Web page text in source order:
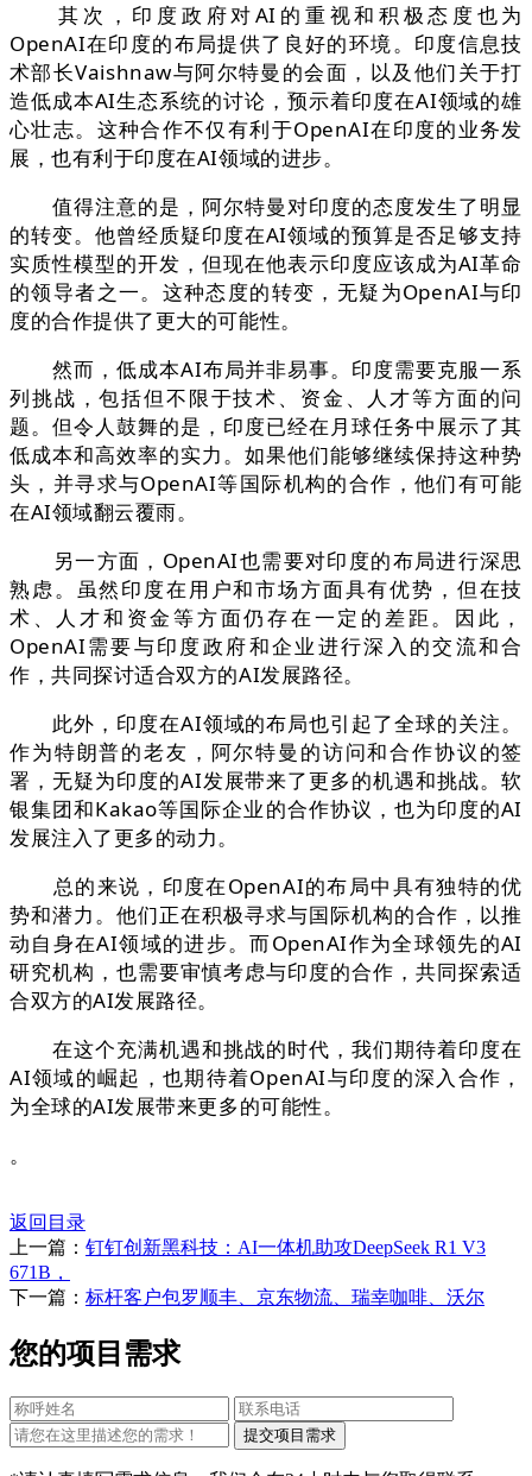
其次，印度政府对AI的重视和积极态度也为
OpenAI在印度的布局提供了良好的环境。印度信息技
术部长Vaishnaw与阿尔特曼的会面，以及他们关于打
造低成本AI生态系统的讨论，预示着印度在AI领域的雄
心壮志。这种合作不仅有利于OpenAI在印度的业务发
展，也有利于印度在AI领域的进步。
值得注意的是，阿尔特曼对印度的态度发生了明显
的转变。他曾经质疑印度在AI领域的预算是否足够支持
实质性模型的开发，但现在他表示印度应该成为AI革命
的领导者之一。这种态度的转变，无疑为OpenAI与印
度的合作提供了更大的可能性。
然而，低成本AI布局并非易事。印度需要克服一系
列挑战，包括但不限于技术、资金、人才等方面的问
题。但令人鼓舞的是，印度已经在月球任务中展示了其
低成本和高效率的实力。如果他们能够继续保持这种势
头，并寻求与OpenAI等国际机构的合作，他们有可能
在AI领域翻云覆雨。
另一方面，OpenAI也需要对印度的布局进行深思
熟虑。虽然印度在用户和市场方面具有优势，但在技
术、人才和资金等方面仍存在一定的差距。因此，
OpenAI需要与印度政府和企业进行深入的交流和合
作，共同探讨适合双方的AI发展路径。
此外，印度在AI领域的布局也引起了全球的关注。
作为特朗普的老友，阿尔特曼的访问和合作协议的签
署，无疑为印度的AI发展带来了更多的机遇和挑战。软
银集团和Kakao等国际企业的合作协议，也为印度的AI
发展注入了更多的动力。
总的来说，印度在OpenAI的布局中具有独特的优
势和潜力。他们正在积极寻求与国际机构的合作，以推
动自身在AI领域的进步。而OpenAI作为全球领先的AI
研究机构，也需要审慎考虑与印度的合作，共同探索适
合双方的AI发展路径。
在这个充满机遇和挑战的时代，我们期待着印度在
AI领域的崛起，也期待着OpenAI与印度的深入合作，
为全球的AI发展带来更多的可能性。
。
返回目录
上一篇： 钉钉创新黑科技：AI一体机助攻DeepSeek R1 V3
671B，
下一篇： 标杆客户包罗顺丰、京东物流、瑞幸咖啡、沃尔
您的项目需求